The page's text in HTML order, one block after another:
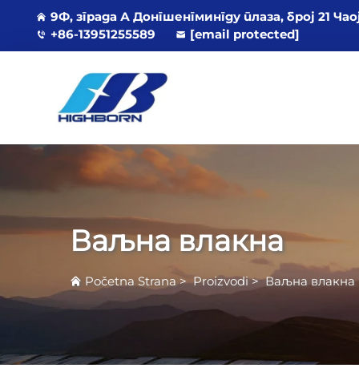
9Ф, зграда А Донгшенгмингду плаза, број 21
+86-13951255589
[email protected]
Ваљна влакна
Početna Strana>Proizvodi>Ваљна влакна